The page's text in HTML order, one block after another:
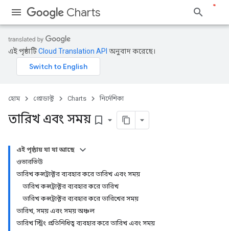
Charts
এই পৃষ্ঠাটিCloud Translation API অনুবাদ করেছে।
হোম প্রোডাক্ট Charts নির্দেশিকা
তারিখ এবং সময় bookmark_border
এই পৃষ্ঠায় যা যা আছে
ওভারভিউ
তারিখ কন্সট্রাক্টর ব্যবহার করে তারিখ এবং সময়
তারিখ কন্সট্রাক্টর ব্যবহার করে তারিখ
তারিখ কন্সট্রাক্টর ব্যবহার করে তারিখের সময়
তারিখ, সময় এবং সময় অঞ্চল
তারিখ স্ট্রিং প্রতিনিধিত্ব ব্যবহার করে তারিখ এবং সময়